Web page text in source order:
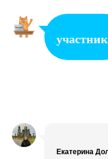
Екатерина